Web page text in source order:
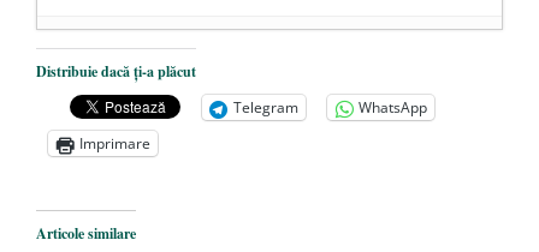
Dezvăluiri cutremurătoare despre
președintele Ucrainei, Volodymyr
Zelensky
- 13 mai 2026
Statul care servește Națiunea
Legea Vexler produce efecte. Bustul
Distribuie dacă ți-a plăcut
Telegram
WhatsApp
Imprimare
Articole similare